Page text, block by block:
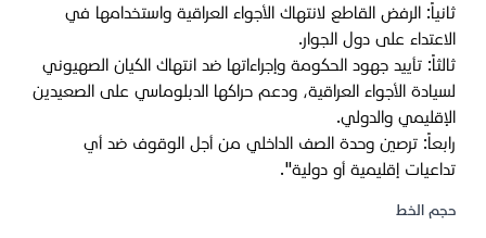
ثانياً: الرفض القاطع لانتهاك الأجواء العراقية واستخدامها في
الاعتداء على دول الجوار.
ثالثاً: تأييد جهود الحكومة وإجراءاتها ضد انتهاك الكيان الصهيوني
لسيادة الأجواء العراقية، ودعم حراكها الدبلوماسي على الصعيدين
الإقليمي والدولي.
رابعاً: ترصين وحدة الصف الداخلي من أجل الوقوف ضد أي
تداعيات إقليمية أو دولية".
حجم الخط